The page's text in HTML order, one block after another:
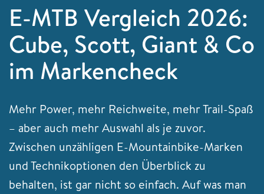
E-MTB Vergleich 2026:
Cube, Scott, Giant & Co
im Markencheck
Mehr Power, mehr Reichweite, mehr Trail-Spaß
– aber auch mehr Auswahl als je zuvor.
Zwischen unzähligen E-Mountainbike-Marken
und Technikoptionen den Überblick zu
behalten, ist gar nicht so einfach. Auf was man